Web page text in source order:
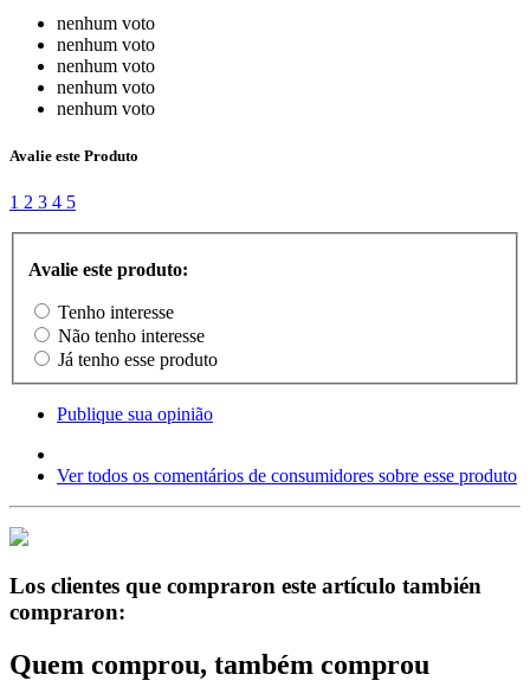
nenhum voto
nenhum voto
nenhum voto
nenhum voto
nenhum voto
Avalie este Produto
1 2 3 4 5
Avalie este produto:
Tenho interesse
Não tenho interesse
Já tenho esse produto
Publique sua opinião
Ver todos os comentários de consumidores sobre esse produto
Los clientes que compraron este artículo también
compraron:
Quem comprou, também comprou